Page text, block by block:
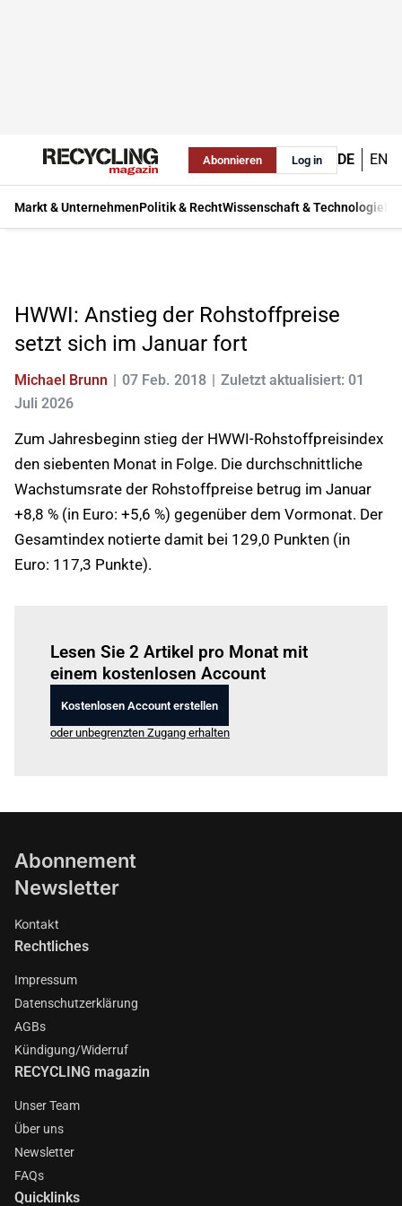
Abonnieren Log in DE EN
Markt & UnternehmenPolitik & RechtWissenschaft & Technologie
HWWI: Anstieg der Rohstoffpreise
setzt sich im Januar fort
Michael Brunn 07 Feb. 2018
Zuletzt aktualisiert: 01
Juli 2026
Zum Jahresbeginn stieg der HWWI-Rohstoffpreisindex
den siebenten Monat in Folge. Die durchschnittliche
Wachstumsrate der Rohstoffpreise betrug im Januar
+8,8 % (in Euro: +5,6 %) gegenüber dem Vormonat. Der
Gesamtindex notierte damit bei 129,0 Punkten (in
Euro: 117,3 Punkte).
Lesen Sie 2 Artikel pro Monat mit
einem kostenlosen Account
Kostenlosen Account erstellen
oder unbegrenzten Zugang erhalten
Abonnement
Newsletter
Kontakt
Rechtliches
Impressum
Datenschutzerklärung
AGBs
Kündigung/Widerruf
RECYCLING magazin
Unser Team
Über uns
Newsletter
FAQs
Quicklinks